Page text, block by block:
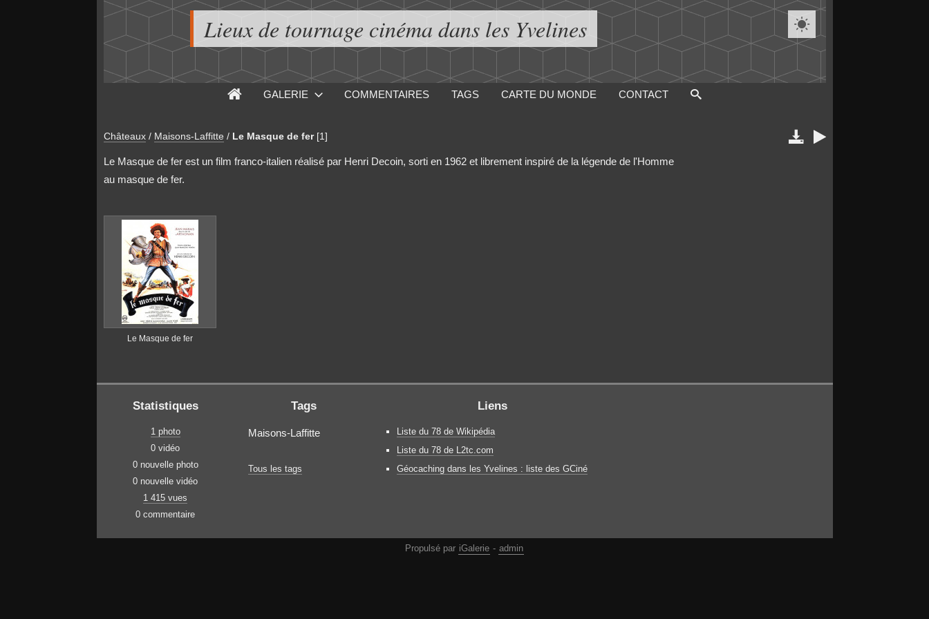
Lieux de tournage cinéma dans les Yvelines 
GALERIE COMMENTAIRES TAGS CARTE DU MONDE CONTACT
Châteaux / Maisons-Laffitte / Le Masque de fer [1]  
Le Masque de fer est un film franco-italien réalisé par Henri Decoin, sorti en 1962 et librement inspiré de la légende de l'Homme
au masque de fer.
Le Masque de fer
Statistiques
1 photo
0 vidéo
0 nouvelle photo
0 nouvelle vidéo
1 415 vues
0 commentaire
Tags
Maisons-Laffitte
Tous les tags
Liens
Liste du 78 de Wikipédia
Liste du 78 de L2tc.com
Géocaching dans les Yvelines : liste des GCiné
Propulsé par iGalerie - admin